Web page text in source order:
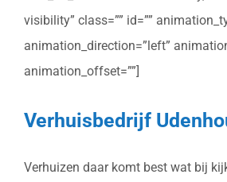
visibility” class=”” id=””
animation_direction=”left”
animation_offset=””]
Verhuisbedrijf
Verhuizen daar komt best wat bij